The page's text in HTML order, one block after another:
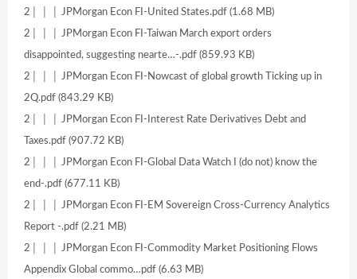
2│ │ │ JPMorgan Econ FI-United States.pdf (1.68 MB)
2│ │ │ JPMorgan Econ FI-Taiwan March export orders
disappointed, suggesting nearte…-.pdf (859.93 KB)
2│ │ │ JPMorgan Econ FI-Nowcast of global growth Ticking up in
2Q.pdf (843.29 KB)
2│ │ │ JPMorgan Econ FI-Interest Rate Derivatives Debt and
Taxes.pdf (907.72 KB)
2│ │ │ JPMorgan Econ FI-Global Data Watch I (do not) know the
end-.pdf (677.11 KB)
2│ │ │ JPMorgan Econ FI-EM Sovereign Cross-Currency Analytics
Report -.pdf (2.21 MB)
2│ │ │ JPMorgan Econ FI-Commodity Market Positioning Flows
Appendix Global commo…pdf (6.63 MB)